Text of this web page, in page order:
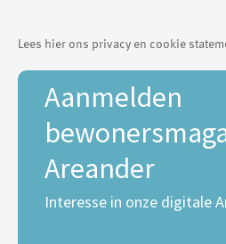
Lees hier ons privacy en cookie
Aanmelden
Areander
Interesse in onze digitale